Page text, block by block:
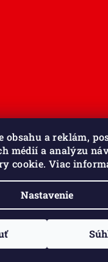
obsahu a reklám,
médií a analýzu
cookie. Viac
Nastavenie
- 18:00
Upraviť nastavenie
Vytvoril Shoptet